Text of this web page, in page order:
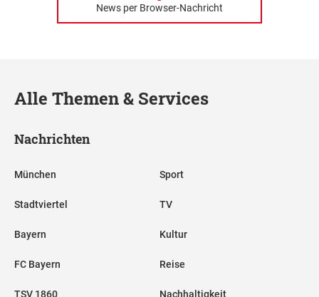
News per Browser-Nachricht
Alle Themen & Services
Nachrichten
München
Stadtviertel
Bayern
FC Bayern
TSV 1860
Sport
TV
Kultur
Reise
Nachhaltigkeit